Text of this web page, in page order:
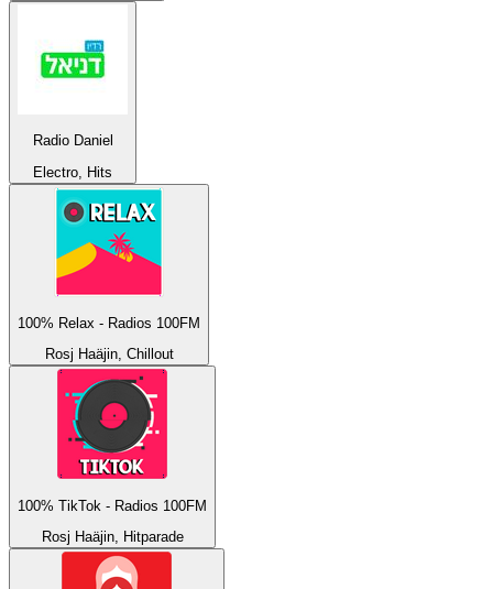
Radio Daniel
Electro, Hits
100% Relax - Radios 100FM
Rosj Haäjin, Chillout
100% TikTok - Radios 100FM
Rosj Haäjin, Hitparade